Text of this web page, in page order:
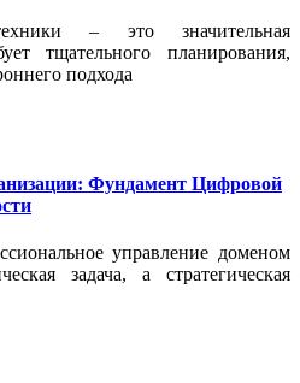
– это значительная
тщательного планирования,
подхода
Фундамент Цифровой
управление доменом
задача, а стратегическая